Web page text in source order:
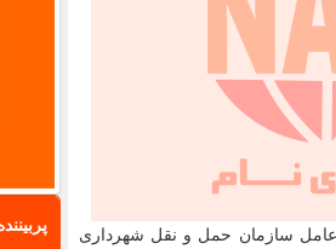
سازمان حمل و نقل شهرداری